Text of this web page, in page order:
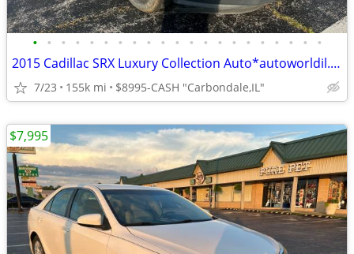
• • • • • • • • • • • • • • • • • • • • •
2015 Cadillac SRX Luxury Collection Auto*autoworldil.com*"DRIVE/STYLE"
7/23 155k mi $8995-CASH "Carbondale,IL"
$7,995